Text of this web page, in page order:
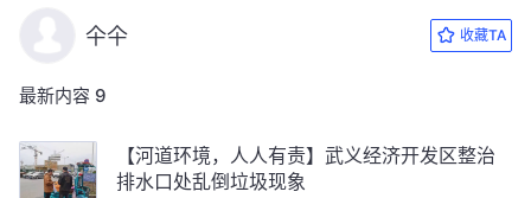
仐仐 收藏TA
最新内容 9
【河道环境，人人有责】武义经济开发区整治
排水口处乱倒垃圾现象